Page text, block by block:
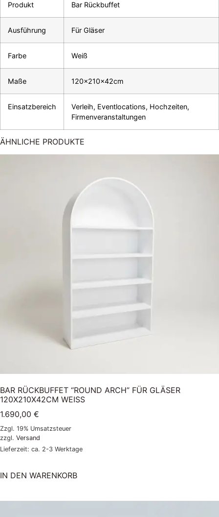
Produkt Bar Rückbuffet
Ausführung Für Gläser
Farbe Weiß
Maße 120x210x42cm
Einsatzbereich
Verleih, Eventlocations, Hochzeiten,
Firmenveranstaltungen
ÄHNLICHE PRODUKTE
BAR RÜCKBUFFET “ROUND ARCH” FÜR GLÄSER
120X210X42CM WEISS
1.690,00 €
Zzgl. 19% Umsatzsteuer
zzgl. Versand
Lieferzeit: ca. 2-3 Werktage
IN DEN WARENKORB